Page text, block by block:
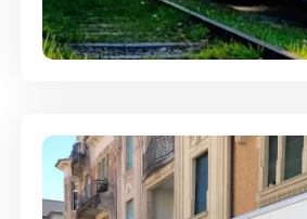
Ein- und Auspackservice